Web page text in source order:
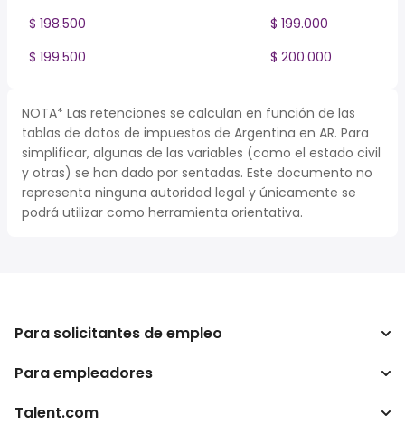
$ 198.500
$ 199.000
$ 199.500
$ 200.000
NOTA* Las retenciones se calculan en función de las
tablas de datos de impuestos de Argentina en AR. Para
simplificar, algunas de las variables (como el estado civil
y otras) se han dado por sentadas. Este documento no
representa ninguna autoridad legal y únicamente se
podrá utilizar como herramienta orientativa.
Para solicitantes de empleo
Buscador de trabajo
Para empleadores
Empresa
Talent.com